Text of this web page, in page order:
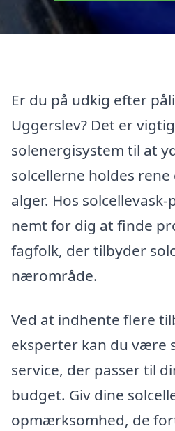
Er du på udkig efter
Uggerslev? Det er
solenergisystem til at
solcellerne holdes
alger. Hos
nemt for dig at finde
fagfolk, der tilbyder
nærområde.
Ved at indhente flere
eksperter kan du være
service, der passer til
budget. Giv dine
opmærksomhed, de